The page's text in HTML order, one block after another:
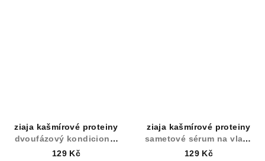
ziaja kašmírové proteiny
dvoufázový kondicionér
na vlasy 125 ml
129 Kč
ziaja kašmírové proteiny
sametové sérum na vlasy
50 ml
129 Kč